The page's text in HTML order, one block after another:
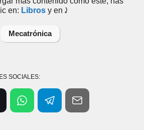
en: Libros y en⤸
Mecatrónica
SOCIALES: